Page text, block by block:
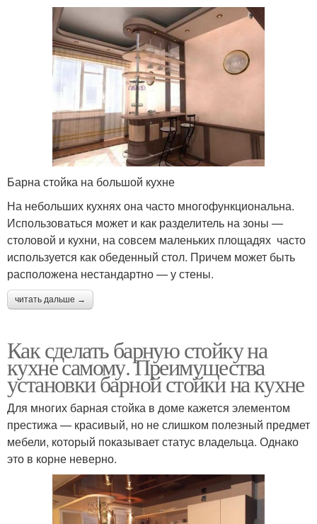
Барна стойка на большой кухне
На небольших кухнях она часто многофункциональна.
Использоваться может и как разделитель на зоны —
столовой и кухни, на совсем маленьких площадях часто
используется как обеденный стол. Причем может быть
расположена нестандартно — у стены.
читать дальше →
Как сделать барную стойку на
кухне самому. Преимущества
установки барной стойки на кухне
Для многих барная стойка в доме кажется элементом
престижа — красивый, но не слишком полезный предмет
мебели, который показывает статус владельца. Однако
это в корне неверно.